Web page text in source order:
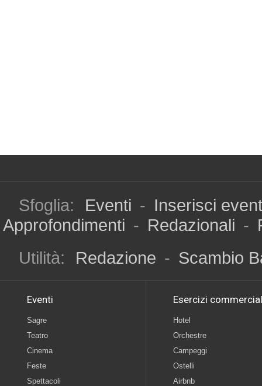
Sfoglia: Eventi - Inserisci
Approfondimenti - Redazionali -
Utilità:
Redazione - Scambio
Eventi
Sagre
Teatro
Cinema
Feste
Spettacoli
Esercizi
Hotel
Orchestre
Campeggi
Ostelli
Airbnb